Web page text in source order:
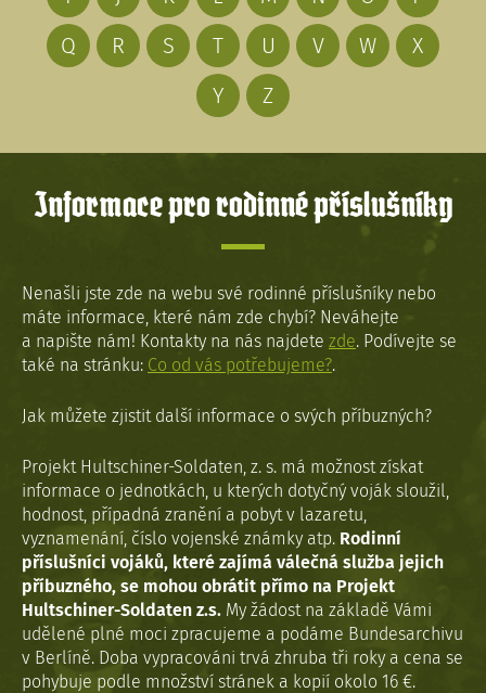
Q
R S T U V W
X
Y
Z
Informace pro rodinné příslušníky
Nenašli jste zde na webu své rodinné příslušníky nebo
máte informace, které nám zde chybí? Neváhejte
a napište nám! Kontakty na nás najdete zde. Podívejte se
také na stránku: Co od vás potřebujeme?.
Jak můžete zjistit další informace o svých příbuzných?
Projekt Hultschiner-Soldaten, z. s. má možnost získat
informace o jednotkách, u kterých dotyčný voják sloužil,
hodnost, případná zranění a pobyt v lazaretu,
vyznamenání, číslo vojenské známky atp. Rodinní
příslušníci vojáků, které zajímá válečná služba jejich
příbuzného, se mohou obrátit přímo na Projekt
Hultschiner-Soldaten z.s. My žádost na základě Vámi
udělené plné moci zpracujeme a podáme Bundesarchivu
v Berlíně. Doba vypracováni trvá zhruba tři roky a cena se
pohybuje podle množství stránek a kopií okolo 16 €.